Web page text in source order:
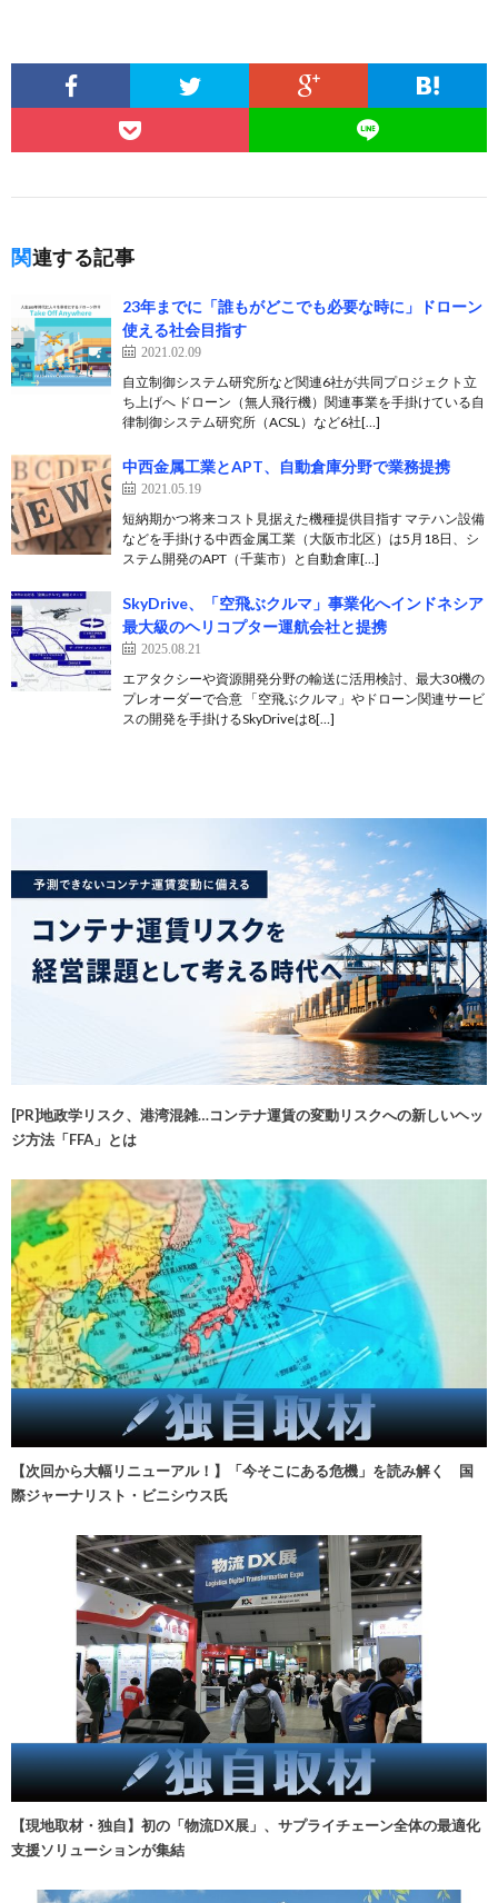
関連する記事
23年までに「誰もがどこでも必要な時に」ドローン
使える社会目指す
2021.02.09
自立制御システム研究所など関連6社が共同プロジェクト立
ち上げへ ドローン（無人飛行機）関連事業を手掛けている自
律制御システム研究所（ACSL）など6社[…]
中西金属工業とAPT、自動倉庫分野で業務提携
2021.05.19
短納期かつ将来コスト見据えた機種提供目指す マテハン設備
などを手掛ける中西金属工業（大阪市北区）は5月18日、シ
ステム開発のAPT（千葉市）と自動倉庫[…]
SkyDrive、「空飛ぶクルマ」事業化へインドネシア
最大級のヘリコプター運航会社と提携
2025.08.21
エアタクシーや資源開発分野の輸送に活用検討、最大30機の
プレオーダーで合意 「空飛ぶクルマ」やドローン関連サービ
スの開発を手掛けるSkyDriveは8[…]
[PR]地政学リスク、港湾混雑…コンテナ運賃の変動リスクへの新しいヘッ
ジ方法「FFA」とは
【次回から大幅リニューアル！】「今そこにある危機」を読み解く 国
際ジャーナリスト・ビニシウス氏
【現地取材・独自】初の「物流DX展」、サプライチェーン全体の最適化
支援ソリューションが集結